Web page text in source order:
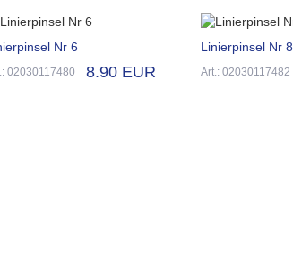
Nr 6
02030117480 8.90 EUR
Linierpinsel Nr 8
Art.: 02030117482